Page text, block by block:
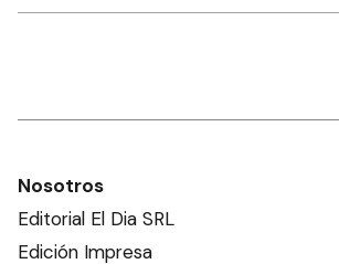
Nosotros
Editorial El Dia SRL
Edición Impresa